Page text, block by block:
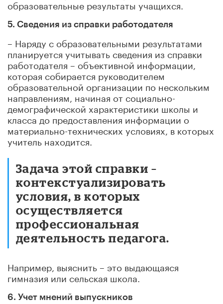
образовательные результаты учащихся.
5. Сведения из справки работодателя
– Наряду с образовательными результатами
планируется учитывать сведения из справки
работодателя – объективной информации,
которая собирается руководителем
образовательной организации по нескольким
направлениям, начиная от социально-
демографической характеристики школы и
класса до предоставления информации о
материально-технических условиях, в которых
учитель находится.
Задача этой справки –
контекстуализировать
условия, в которых
осуществляется
профессиональная
деятельность педагога.
Например, выяснить – это выдающаяся
гимназия или сельская школа.
6. Учет мнений выпускников